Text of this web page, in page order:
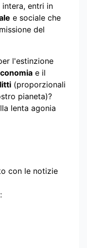
intera, entri in
e sociale che
del
l'estinzione
e il
(proporzionali
pianeta)?
lenta agonia
con le notizie